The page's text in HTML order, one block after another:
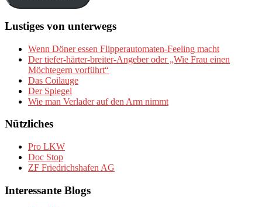
Lustiges von unterwegs
Wenn Döner essen Flipperautomaten-Feeling macht
Der tiefer-härter-breiter-Angeber oder „Wie Frau einen
Möchtegern vorführt“
Das Coilauge
Der Spiegel
Wie man Verlader auf den Arm nimmt
Nützliches
Pro LKW
Doc Stop
ZF Friedrichshafen AG
Interessante Blogs